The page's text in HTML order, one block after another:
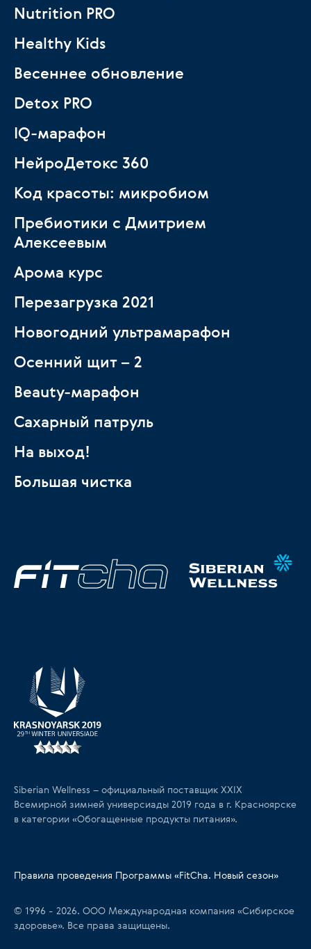
Nutrition PRO
Healthy Kids
Весеннее обновление
Detox PRO
IQ-марафон
НейроДетокс 360
Код красоты: микробиом
Пребиотики с Дмитрием
Алексеевым
Арома курс
Перезагрузка 2021
Новогодний ультрамарафон
Осенний щит – 2
Beauty-марафон
Сахарный патруль
На выход!
Большая чистка
Siberian Wellness – официальный поставщик XXIX
Всемирной зимней универсиады 2019 года в г. Красноярске
в категории «Обогащенные продукты питания».
Правила проведения Программы «FitCha. Новый сезон»
© 1996 - 2026. ООО Международная компания «Сибирское
здоровье». Все права защищены.